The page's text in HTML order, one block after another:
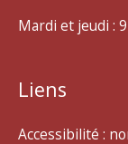
Mardi et jeudi :
Liens
Accessibilité :